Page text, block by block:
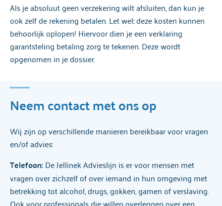
Als je absoluut geen verzekering wilt afsluiten, dan kun je
ook zelf de rekening betalen. Let wel; deze kosten kunnen
behoorlijk oplopen! Hiervoor dien je een verklaring
garantsteling betaling zorg te tekenen. Deze wordt
opgenomen in je dossier.
Neem contact met ons op
Wij zijn op verschillende manieren bereikbaar voor vragen
en/of advies:
Telefoon:De Jellinek Advieslijn is er voor mensen met
vragen over zichzelf of over iemand in hun omgeving met
betrekking tot alcohol, drugs, gokken, gamen of verslaving.